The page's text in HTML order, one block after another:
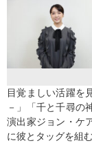
目覚ましい活躍を
－」「千と千尋の
演出家ジョン・ケ
に彼とタッグを組